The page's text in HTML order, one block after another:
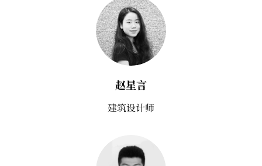
赵星言
建筑设计师